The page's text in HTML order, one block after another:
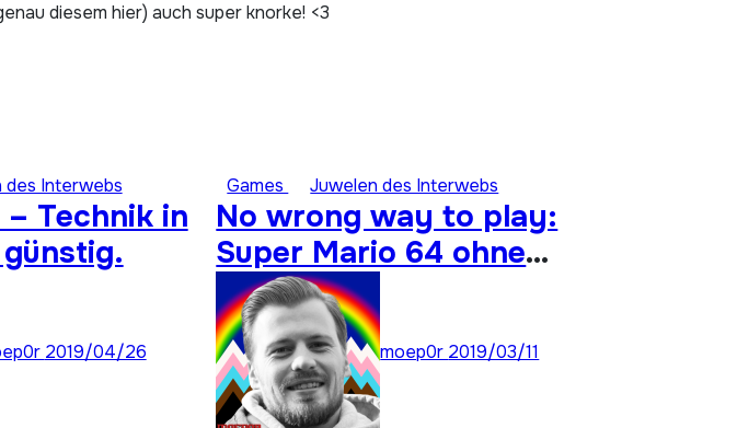
diesem hier) auch super knorke! <3
des Interwebs
Technik in
2019/04/26
Games Juwelen des Interwebs
No wrong way to play:
Super Mario 64 ohne
Analogstick durchspielen
moep0r 2019/03/11